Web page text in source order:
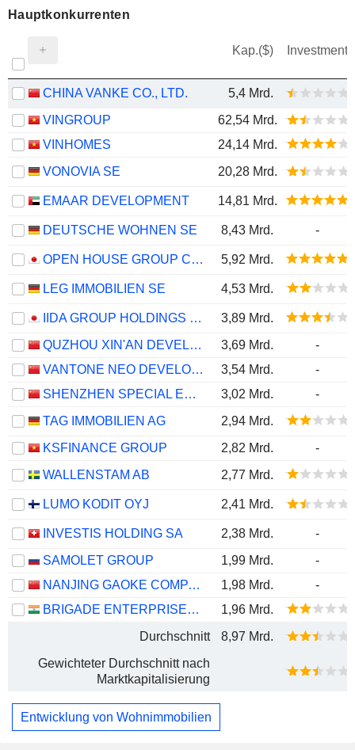
Hauptkonkurrenten
Kap.($) Investment
CHINA VANKE CO., LTD.
5,4 Mrd.
VINGROUP
62,54 Mrd.
VINHOMES
24,14 Mrd.
VONOVIA SE
20,28 Mrd.
EMAAR DEVELOPMENT 14,81 Mrd.
DEUTSCHE WOHNEN SE 8,43 Mrd. -
OPEN HOUSE GROUP CO., LTD. 5,92 Mrd.
LEG IMMOBILIEN SE 4,53 Mrd.
IIDA GROUP HOLDINGS CO., LTD.
3,89 Mrd.
QUZHOU XIN'AN DEVELOPMENT CO., LTD.
3,69 Mrd.
-
VANTONE NEO DEVELOPMENT GROUP CO., LTD.
3,54 Mrd.
-
SHENZHEN SPECIAL ECONOMIC ZONE REAL ESTATE & PROPERTIES (GROUP) CO., LTD.
3,02 Mrd.
-
TAG IMMOBILIEN AG
2,94 Mrd.
KSFINANCE GROUP
2,82 Mrd.
-
WALLENSTAM AB
2,77 Mrd.
LUMO KODIT OYJ 2,41 Mrd.
INVESTIS HOLDING SA 2,38 Mrd.
-
SAMOLET GROUP
1,99 Mrd.
-
NANJING GAOKE COMPANY LIMITED
1,98 Mrd.
-
BRIGADE ENTERPRISES LIMITED
1,96 Mrd.
Durchschnitt
8,97 Mrd.
Gewichteter Durchschnitt nach
Marktkapitalisierung
Entwicklung von Wohnimmobilien